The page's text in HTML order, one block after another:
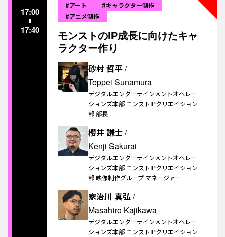
17:00
17:40
#アート
#キャラクター制作
#アニメ制作
モンストのIP成長に向けたキャ
ラクター作り
砂村 哲平/
Teppei Sunamura
デジタルエンターテインメントオペレー
ションズ本部 モンストIPクリエイション
部 部長
櫻井 謙士/
Kenji Sakurai
デジタルエンターテインメントオペレー
ションズ本部 モンストIPクリエイション
部 映像制作グループ マネージャー
家治川 真弘/
Masahiro Kajikawa
デジタルエンターテインメントオペレー
ションズ本部 モンストIPクリエイション